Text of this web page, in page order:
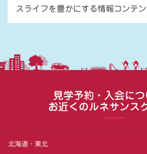
スライフを豊かにする情報コンテン
見学予約・入会に
お近くのルネサンス
北海道・東北